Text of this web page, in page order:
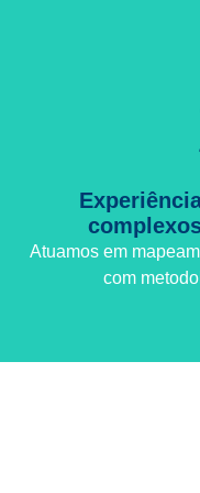
Atuamos em
com